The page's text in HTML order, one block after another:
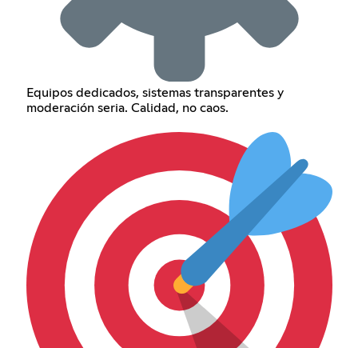
Equipos dedicados, sistemas transparentes y
moderación seria. Calidad, no caos.